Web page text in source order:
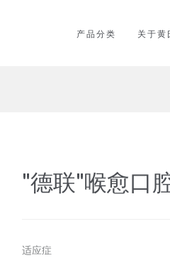
产品分类 关于黄
"德联"喉愈口
适应症